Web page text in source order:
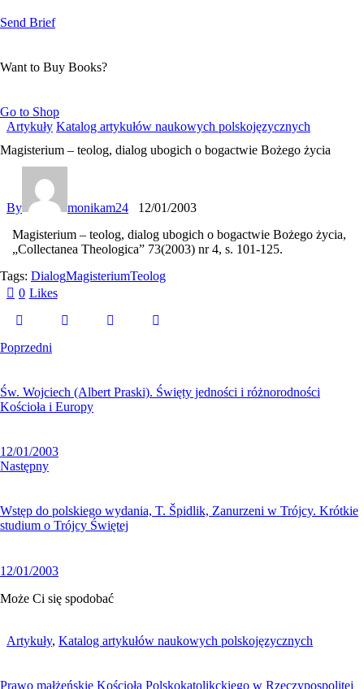
Send Brief
Want to Buy Books?
Go to Shop
Artykuły Katalog artykułów naukowych polskojęzycznych
Magisterium – teolog, dialog ubogich o bogactwie Bożego życia
By monikam24
12/01/2003
Magisterium – teolog, dialog ubogich o bogactwie Bożego życia,
„Collectanea Theologica” 73(2003) nr 4, s. 101-125.
Tags: DialogMagisteriumTeolog
0 Likes
Poprzedni
Św. Wojciech (Albert Praski). Święty jedności i różnorodności
Kościoła i Europy
12/01/2003
Następny
Wstęp do polskiego wydania, T. Špidlik, Zanurzeni w Trójcy. Krótkie
studium o Trójcy Świętej
12/01/2003
Może Ci się spodobać
Artykuły, Katalog artykułów naukowych polskojęzycznych
Prawo małżeńskie Kościoła Polskokatolikckiego w Rzeczypospolitej